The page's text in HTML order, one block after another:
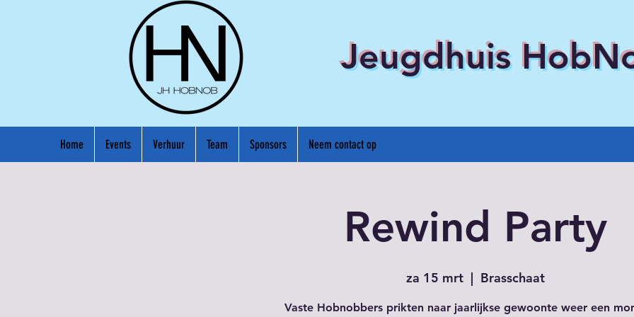
Home Events Verhuur Team Sponsors Neem contact op
Jeugdhuis
Rewind Party
za 15 mrt
  |
Brasschaat
Vaste Hobnobbers prikten naar jaarlijkse gewoonte weer een